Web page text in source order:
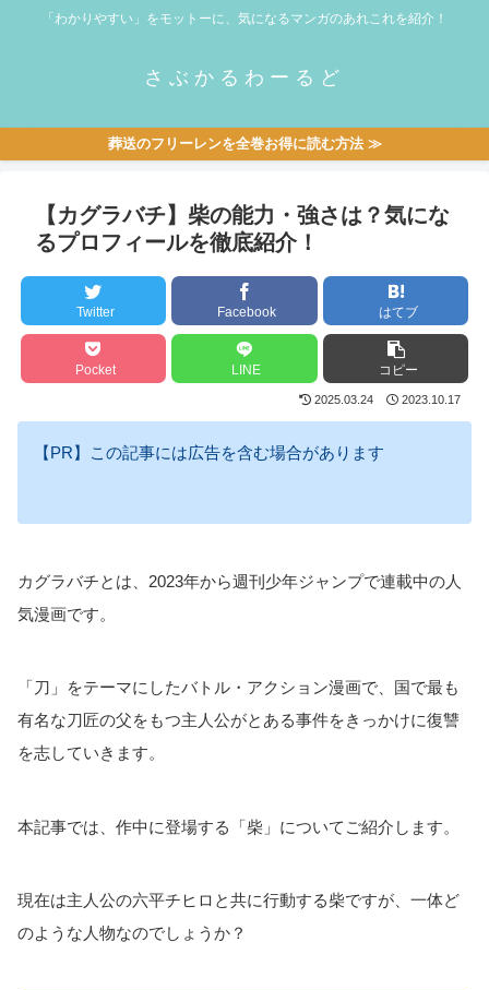
「わかりやすい」をモットーに、気になるマンガのあれこれを紹介！
さぶかるわーるど
葬送のフリーレンを全巻お得に読む方法 ≫
【カグラバチ】柴の能力・強さは？気にな
るプロフィールを徹底紹介！
Twitter Facebook はてブ
Pocket LINE コピー
2025.03.24 2023.10.17
【PR】この記事には広告を含む場合があります
カグラバチとは、2023年から週刊少年ジャンプで連載中の人
気漫画です。
「刀」をテーマにしたバトル・アクション漫画で、国で最も
有名な刀匠の父をもつ主人公がとある事件をきっかけに復讐
を志していきます。
本記事では、作中に登場する「柴」についてご紹介します。
現在は主人公の六平チヒロと共に行動する柴ですが、一体ど
のような人物なのでしょうか？